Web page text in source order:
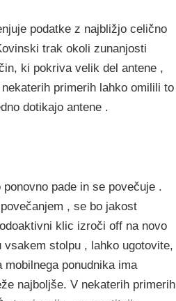
podatke z najbližjo celično
trak okoli zunanjosti
ki pokriva velik del antene ,
primerih lahko omilili to
dotikajo antene .
pade in se povečuje .
, se bo jakost
klic izroči off na novo
stolpu , lahko ugotovite,
ponudnika ima
najboljše. V nekaterih primerih